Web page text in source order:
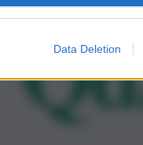
Data Deletion